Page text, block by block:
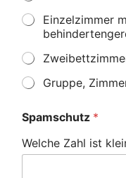
Einzelzimmer
Gruppe,
Spamschutz *
Welche Zahl ist